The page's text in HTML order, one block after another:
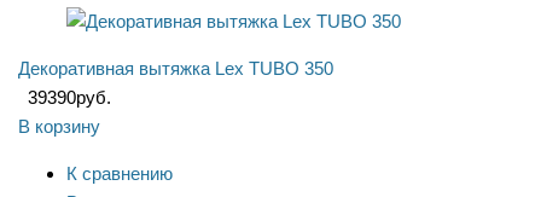
Декоративная вытяжка Lex TUBO 350
39390руб.
В корзину
К сравнению